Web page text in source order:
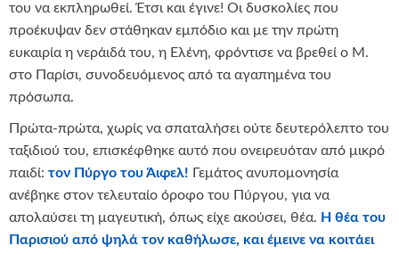
του να εκπληρωθεί. Έτσι και έγινε! Οι δυσκολίες που
προέκυψαν δεν στάθηκαν εμπόδιο και με την πρώτη
ευκαιρία η νεράιδά του, η Ελένη, φρόντισε να βρεθεί ο Μ.
στο Παρίσι, συνοδευόμενος από τα αγαπημένα του
πρόσωπα.
Πρώτα-πρώτα, χωρίς να σπαταλήσει ούτε δευτερόλεπτο του
ταξιδιού του, επισκέφθηκε αυτό που ονειρευόταν από μικρό
παιδί: τον Πύργο του Άιφελ! Γεμάτος ανυπομονησία
ανέβηκε στον τελευταίο όροφο του Πύργου, για να
απολαύσει τη μαγευτική, όπως είχε ακούσει, θέα. Η θέα του
Παρισιού από ψηλά τον καθήλωσε, και έμεινε να κοιτάει